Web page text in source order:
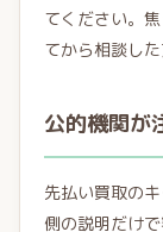
てください。
てから相談し
公的機関が
先払い買取の
側の説明だけ